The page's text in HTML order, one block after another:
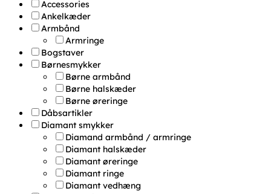
Accessories
Ankelkæder
Armbånd
Armringe
Bogstaver
Børnesmykker
Børne armbånd
Børne halskæder
Børne øreringe
Dåbsartikler
Diamant smykker
Diamand armbånd / armringe
Diamant halskæder
Diamant øreringe
Diamant ringe
Diamant vedhæng